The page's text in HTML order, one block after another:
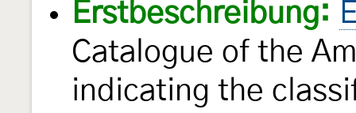
Erstbeschreibung:
Catalogue of the
indicating the